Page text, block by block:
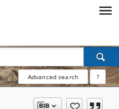
Advanced search ?